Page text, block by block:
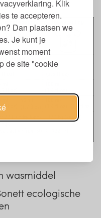
Klik
te accepteren.
Dan plaatsen we
Je kunt je
moment
de site "cookie
wasmiddel
ecologische